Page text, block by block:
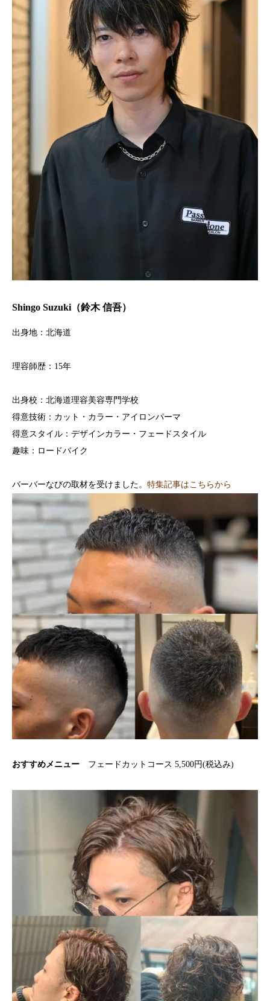
Shingo Suzuki（鈴木 信吾）
出身地：北海道
理容師歴：15年
出身校：北海道理容美容専門学校
得意技術：カット・カラー・アイロンパーマ
得意スタイル：デザインカラー・フェードスタイル
趣味：ロードバイク
バーバーなびの取材を受けました。 特集記事はこちらから
おすすめメニュー フェードカットコース 5,500円(税込み)